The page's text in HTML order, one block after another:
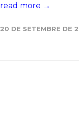
read more →
20 DE SETEMBRE DE